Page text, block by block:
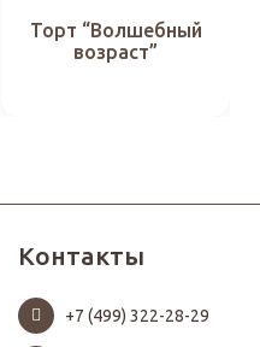
Торт “Волшебный
возраст”
Контакты
+7 (499) 322-28-29